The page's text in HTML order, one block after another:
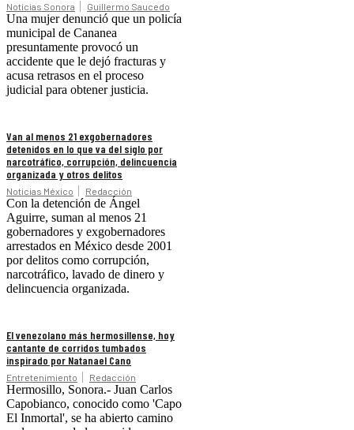
Noticias Sonora Guillermo Saucedo
Una mujer denunció que un policía
municipal de Cananea
presuntamente provocó un
accidente que le dejó fracturas y
acusa retrasos en el proceso
judicial para obtener justicia.
Van al menos 21 exgobernadores
detenidos en lo que va del siglo por
narcotráfico, corrupción, delincuencia
organizada y otros delitos
Noticias México Redacción
Con la detención de Ángel
Aguirre, suman al menos 21
gobernadores y exgobernadores
arrestados en México desde 2001
por delitos como corrupción,
narcotráfico, lavado de dinero y
delincuencia organizada.
El venezolano más hermosillense, hoy
cantante de corridos tumbados
inspirado por Natanael Cano
Entretenimiento Redacción
Hermosillo, Sonora.- Juan Carlos
Capobianco, conocido como 'Capo
El Inmortal', se ha abierto camino